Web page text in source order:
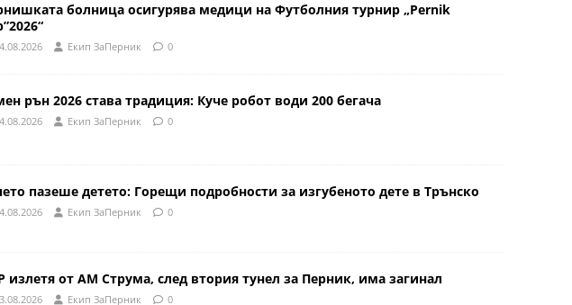
болница осигурява медици на Футболния турнир „Pernik
Eкип ЗаПерник 0
рън 2026 става традиция: Куче робот води 200 бегача
Eкип ЗаПерник 0
пазеше детето: Горещи подробности за изгубеното дете в Трънско
Eкип ЗаПерник 0
излетя от АМ Струма, след втория тунел за Перник, има загинал
Eкип ЗаПерник 0